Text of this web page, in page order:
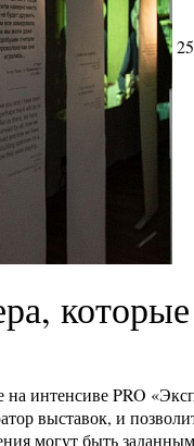
интенсиве PRO
выставок, и
могут быть